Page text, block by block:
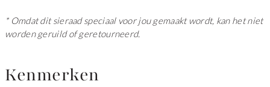
* Omdat dit sieraad speciaal voor jou gemaakt wordt, kan het niet
worden geruild of geretourneerd.
Kenmerken